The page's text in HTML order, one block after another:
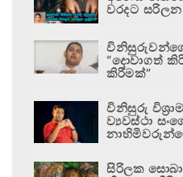
වරදට
විනිසුරුවන්ගේ
“දොවාගත්
කිරීමක්”
විනිසුරු
ව්‍යවස්ථා
සිරිලක